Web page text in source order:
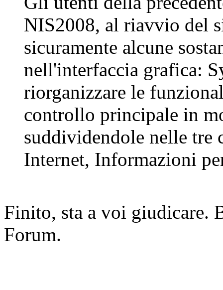
NIS2008, al riavvio del
sicuramente alcune
nell'interfaccia grafica:
riorganizzare le
controllo principale in
suddividendole nelle tre
Internet, Informazioni
Finito, sta a voi giudicare.
Forum.